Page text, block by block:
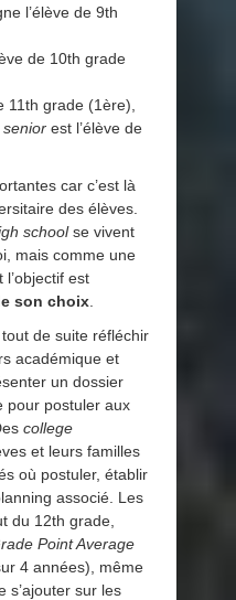
l’élève de 9th
de 10th grade
11th grade (1ère),
seniorest l’élève de
car c’est là
des élèves.
schoolse vivent
mais comme une
l’objectif est
son choix.
de suite réfléchir
académique et
un dossier
pour postuler aux
college
et leurs familles
où postuler, établir
associé. Les
du 12th grade,
Point Average
4 années), même
s’ajouter sur les